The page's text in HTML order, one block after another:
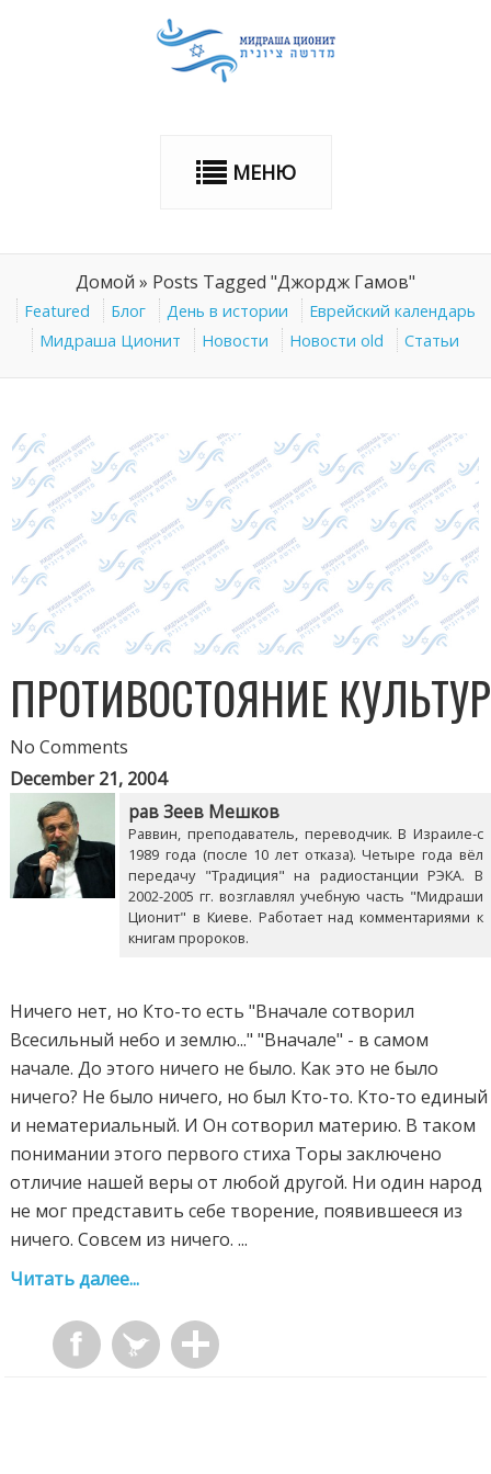
МЕНЮ
Домой » Posts Tagged "Джордж Гамов"
Featured Блог День в истории
Еврейский календарь
Мидраша Ционит
Новости Новости old Статьи
ПРОТИВОСТОЯНИЕ КУЛЬТУР
No Comments
December 21, 2004
рав Зеев Мешков
Раввин, преподаватель, переводчик. В Израиле-с
1989 года (после 10 лет отказа). Четыре года вёл
передачу "Традиция" на радиостанции РЭКА. В
2002-2005 гг. возглавлял учебную часть "Мидраши
Ционит" в Киеве. Работает над комментариями к
книгам пророков.
Ничего нет, но Кто-то есть "Вначале сотворил
Всесильный небо и землю..." "Вначале" - в самом
начале. До этого ничего не было. Как это не было
ничего? Не было ничего, но был Кто-то. Кто-то единый
и нематериальный. И Он сотворил материю. В таком
понимании этого первого стиха Торы заключено
отличие нашей веры от любой другой. Ни один народ
не мог представить себе творение, появившееся из
ничего. Совсем из ничего. ...
Читать далее...